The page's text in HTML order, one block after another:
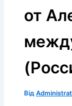
от
Від